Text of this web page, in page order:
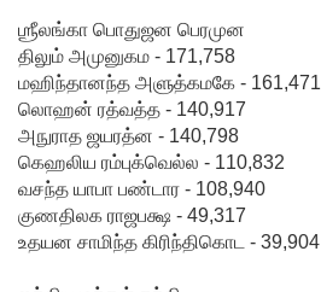
கு
சிறகூட்டு
ம்
“இளஞ்சி
றகுகள்” –
சிமாரா
ஶ்ரீலங்கா பொதுஜன பெரமுன
திலும் அமுனுகம - 171,758
மஹிந்தானந்த அளுத்கமகே - 161,471
லொஹன் ரத்வத்த - 140,917
அநுராத ஜயரத்ன - 140,798
கெஹலிய ரம்புக்வெல்ல - 110,832
வசந்த யாபா பண்டார - 108,940
குணதிலக ராஜபக்ஷ - 49,317
உதயன சாமிந்த கிரிந்திகொட - 39,904